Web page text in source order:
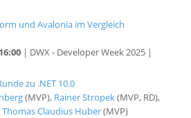
und Avalonia im Vergleich
| DWX - Developer Week 2025 |
zu .NET 10.0
(MVP), Rainer Stropek(MVP, RD),
Thomas Claudius Huber(MVP)